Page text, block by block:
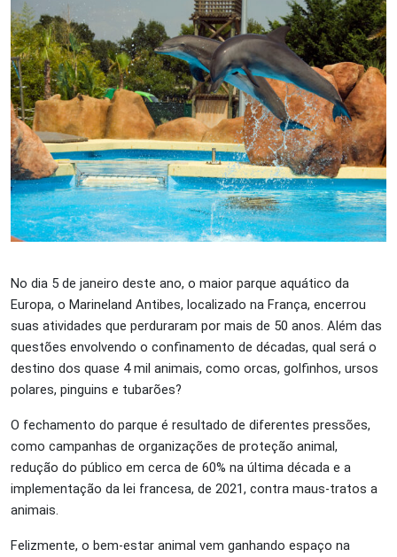
No dia 5 de janeiro deste ano, o maior parque aquático da
Europa, o Marineland Antibes, localizado na França, encerrou
suas atividades que perduraram por mais de 50 anos. Além das
questões envolvendo o confinamento de décadas, qual será o
destino dos quase 4 mil animais, como orcas, golfinhos, ursos
polares, pinguins e tubarões?
O fechamento do parque é resultado de diferentes pressões,
como campanhas de organizações de proteção animal,
redução do público em cerca de 60% na última década e a
implementação da lei francesa, de 2021, contra maus-tratos a
animais.
Felizmente, o bem-estar animal vem ganhando espaço na